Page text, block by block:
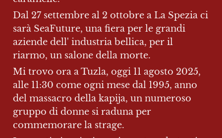
Dal 27 settembre al 2 ottobre a La Spezia ci
sarà SeaFuture, una fiera per le grandi
aziende dell' industria bellica, per il
riarmo, un salone della morte.
Mi trovo ora a Tuzla, oggi 11 agosto 2025,
alle 11:30 come ogni mese dal 1995, anno
del massacro della kapija, un numeroso
gruppo di donne si raduna per
commemorare la strage.